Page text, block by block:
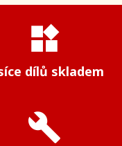
widgets
dílů skladem
build